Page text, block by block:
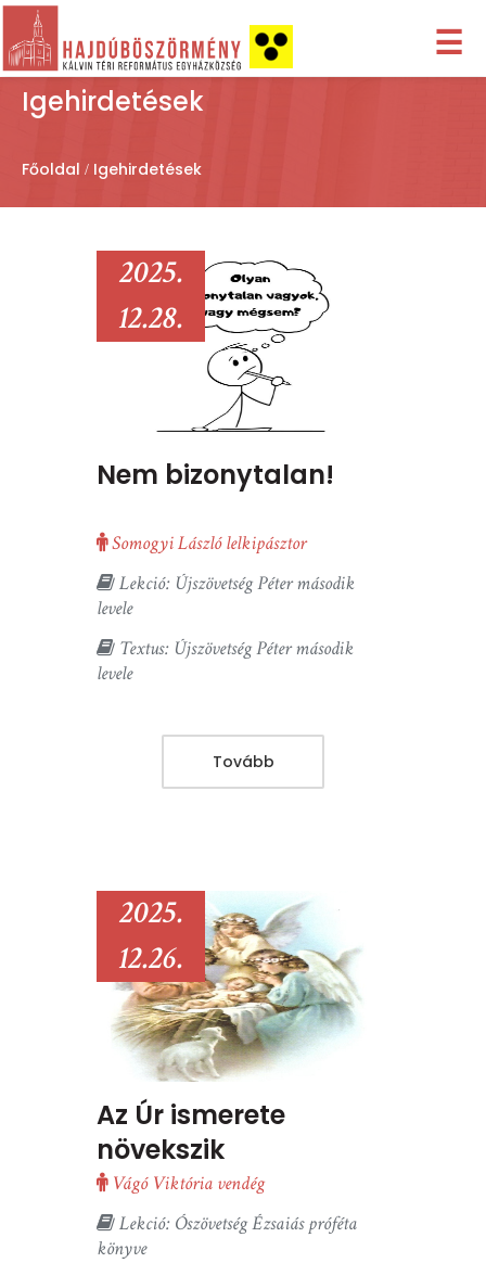
☰
Igehirdetések
Főoldal Igehirdetések
Nem bizonytalan!
2025.
12.28.
Somogyi László lelkipásztor
Lekció: Újszövetség Péter második
levele
Textus: Újszövetség Péter második
levele
Tovább
Az Úr ismerete
növekszik
2025.
12.26.
Vágó Viktória vendég
Lekció: Ószövetség Ézsaiás próféta
könyve